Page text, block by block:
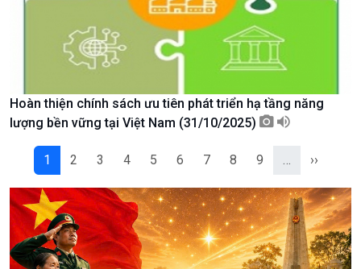
Podcast
Góc nhìn VOV1
Bình luận
10 phút Sự kiện - Luận bàn
Dòng chảy sự kiện
Đối thoại
Diễn đàn chủ nhật
Chuyện đêm
Hoàn thiện chính sách ưu tiên phát triển hạ tầng năng
lượng bền vững tại Việt Nam (31/10/2025)
1 2 3 4 5 6 7 8 9 ››